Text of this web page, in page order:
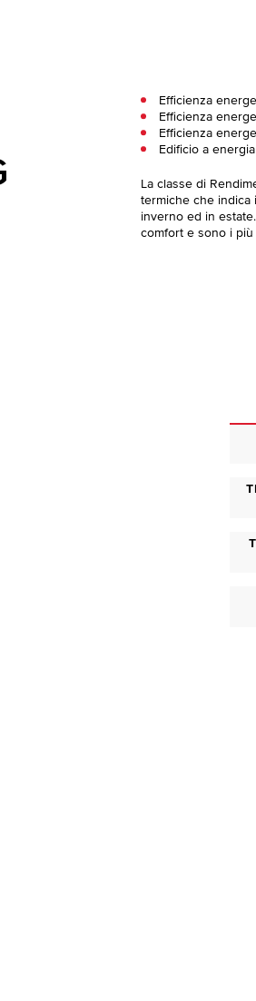
Efficienza
Efficienza
Efficienza
Edificio a
La classe di
termiche che indica
inverno ed in
comfort e sono i